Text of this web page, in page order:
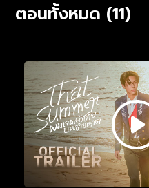
ตอนทั้งหมด (11)